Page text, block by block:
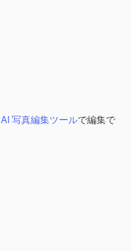
AI 写真編集ツールで編集で